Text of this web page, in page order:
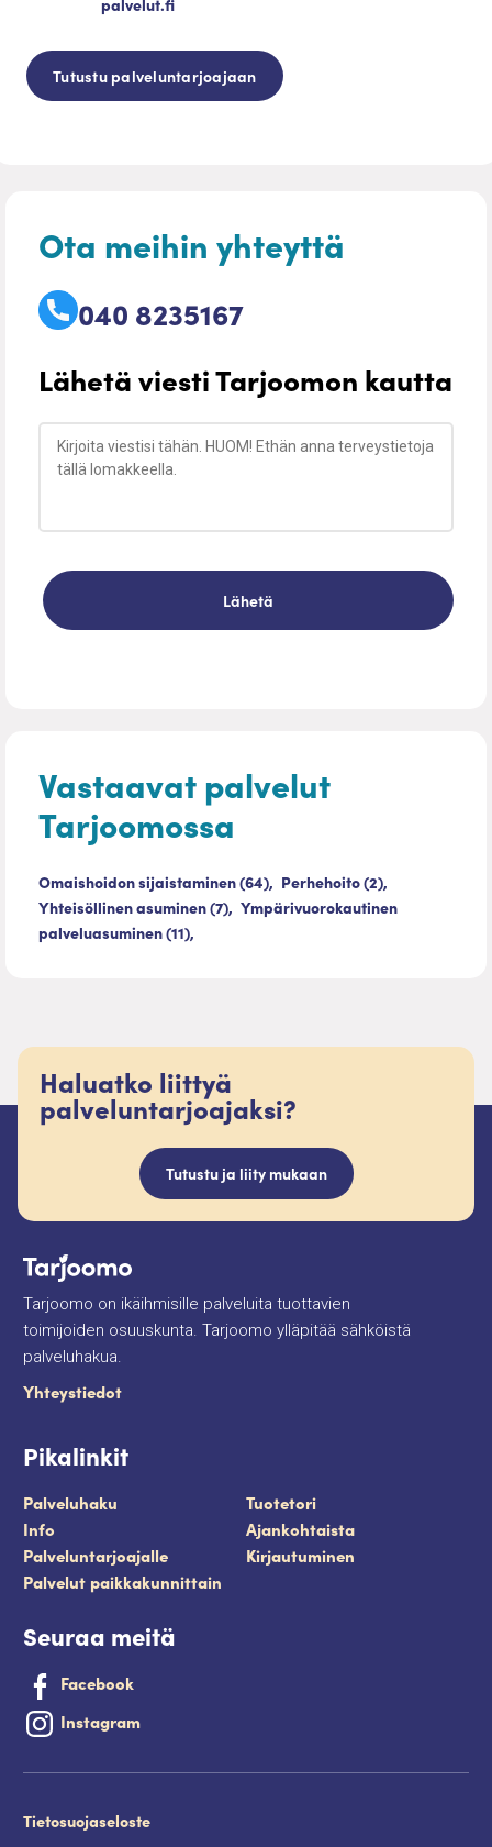
Tutustu palveluntarjoajaan
Vastaavat palvelut
Tarjoomossa
Omaishoidon sijaistaminen (64), Perhehoito (2),
Yhteisöllinen asuminen (7), Ympärivuorokautinen
palveluasuminen (11),
Ota meihin yhteyttä
040 8235167
Lähetä viesti Tarjoomon kautta
Haluatko liittyä
palveluntarjoajaksi?
Tutustu ja liity mukaan
Tarjoomo on ikäihmisille palveluita tuottavien
toimijoiden osuuskunta. Tarjoomo ylläpitää sähköistä
palveluhakua.
Yhteystiedot
Pikalinkit
Palveluhaku
Tuotetori
Info
Ajankohtaista
Palveluntarjoajalle
Kirjautuminen
Palvelut paikkakunnittain
Seuraa meitä
Facebook
Instagram
Tietosuojaseloste